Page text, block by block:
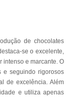
de chocolates
se o excelente,
intenso e marcante. O
e seguindo rigorosos
de excelência. Além
e utiliza apenas